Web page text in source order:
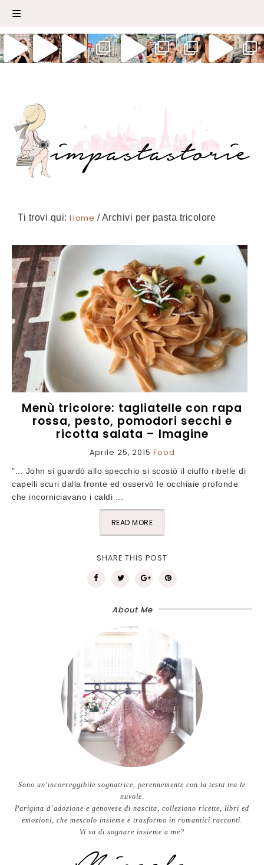
Ti trovi qui: Home /Archivi per pasta tricolore
Menù tricolore: tagliatelle con rapa
rossa, pesto, pomodori secchi e
ricotta salata – Imagine
Aprile 25, 2015 Food
"... John si guardò allo specchio si scostò il ciuffo ribelle di
capelli scuri dalla fronte ed osservò le occhiaie profonde
che incorniciavano i caldi ...
READ MORE
SHARE THIS POST
About Me
Sono un'incorreggibile sognatrice, perennemente con la testa tra le
nuvole.
Parigina d’adozione e genovese di nascita, colleziono ricette, libri ed
emozioni, che mescolo insieme e trasformo in romantici racconti.
Vi va di sognare insieme a me?